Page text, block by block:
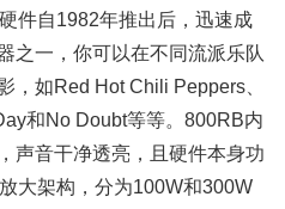
件自1982年推出后，迅速成
之一，你可以在不同流派乐队
，如Red Hot Chili Peppers、
和No Doubt等等。800RB内
声音干净透亮，且硬件本身功
大架构，分为100W和300W